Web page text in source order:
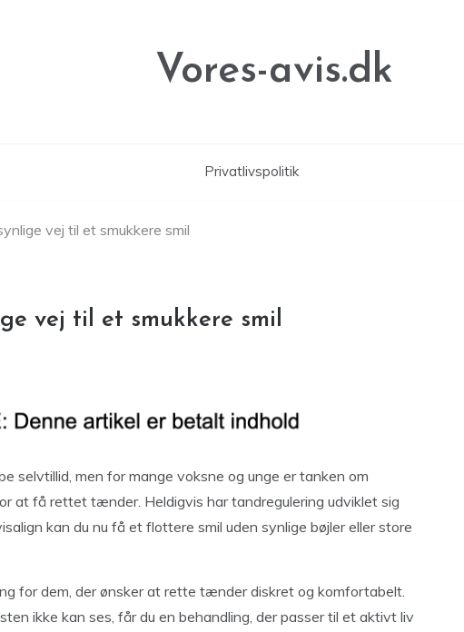
Vores-avis.dk
Privatlivspolitik
vej til et smukkere smil
vej til et smukkere smil
selvtillid, men for mange voksne og unge er tanken om
at få rettet tænder. Heldigvis har tandregulering udviklet sig
kan du nu få et flottere smil uden synlige bøjler eller store
for dem, der ønsker at rette tænder diskret og komfortabelt.
ikke kan ses, får du en behandling, der passer til et aktivt liv